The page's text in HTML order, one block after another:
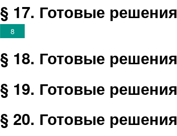
§ 17. Готовые решения
8
§ 18. Готовые решения
§ 19. Готовые решения
§ 20. Готовые решения